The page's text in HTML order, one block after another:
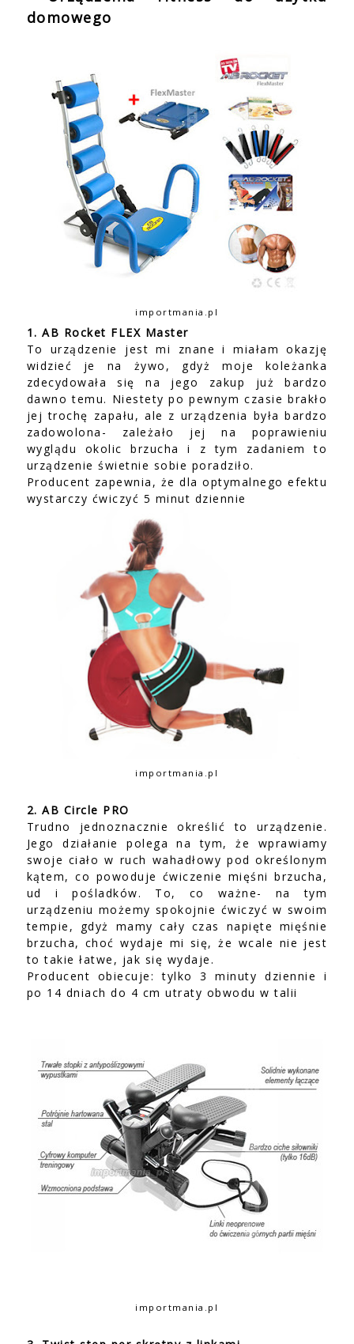
domowego
importmania.pl
1. AB Rocket FLEX Master
To urządzenie jest mi znane i miałam okazję
widzieć je na żywo, gdyż moje koleżanka
zdecydowała się na jego zakup już bardzo
dawno temu. Niestety po pewnym czasie brakło
jej trochę zapału, ale z urządzenia była bardzo
zadowolona- zależało jej na poprawieniu
wyglądu okolic brzucha i z tym zadaniem to
urządzenie świetnie sobie poradziło.
Producent zapewnia, że dla optymalnego efektu
wystarczy ćwiczyć 5 minut dziennie
importmania.pl
2. AB Circle PRO
Trudno jednoznacznie określić to urządzenie.
Jego działanie polega na tym, że wprawiamy
swoje ciało w ruch wahadłowy pod określonym
kątem, co powoduje ćwiczenie mięśni brzucha,
ud i pośladków. To, co ważne- na tym
urządzeniu możemy spokojnie ćwiczyć w swoim
tempie, gdyż mamy cały czas napięte mięśnie
brzucha, choć wydaje mi się, że wcale nie jest
to takie łatwe, jak się wydaje.
Producent obiecuje: tylko 3 minuty dziennie i
po 14 dniach do 4 cm utraty obwodu w talii
importmania.pl